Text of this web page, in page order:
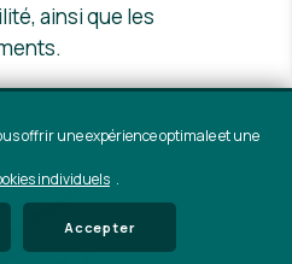
ainsi que les
offrir une expérience optimale et une
individuels .
Accepter